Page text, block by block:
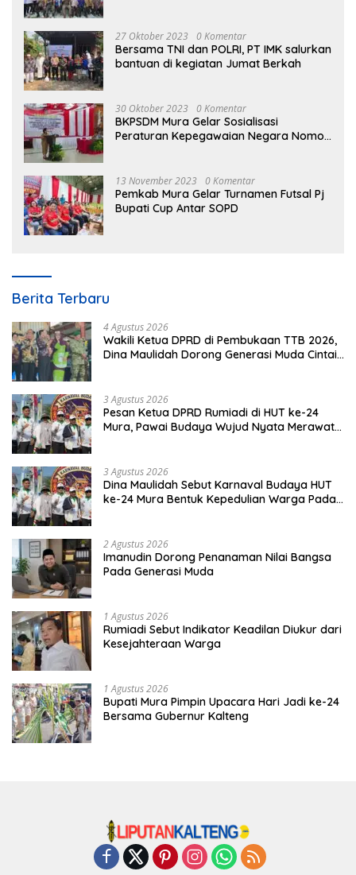
27 Oktober 2023 0 Komentar
Bersama TNI dan POLRI, PT IMK salurkan
bantuan di kegiatan Jumat Berkah
30 Oktober 2023 0 Komentar
BKPSDM Mura Gelar Sosialisasi
Peraturan Kepegawaian Negara Nomor
13 November 2023 0 Komentar
Pemkab Mura Gelar Turnamen Futsal Pj
Bupati Cup Antar SOPD
Berita Terbaru
4 Agustus 2026
Wakili Ketua DPRD di Pembukaan TTB 2026,
Dina Maulidah Dorong Generasi Muda Cintai
3 Agustus 2026
Pesan Ketua DPRD Rumiadi di HUT ke-24
Mura, Pawai Budaya Wujud Nyata Merawat
3 Agustus 2026
Dina Maulidah Sebut Karnaval Budaya HUT
ke-24 Mura Bentuk Kepedulian Warga Pada
2 Agustus 2026
Imanudin Dorong Penanaman Nilai Bangsa
Pada Generasi Muda
1 Agustus 2026
Rumiadi Sebut Indikator Keadilan Diukur dari
Kesejahteraan Warga
1 Agustus 2026
Bupati Mura Pimpin Upacara Hari Jadi ke-24
Bersama Gubernur Kalteng